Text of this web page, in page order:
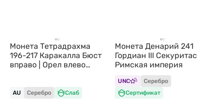
Монета Тетрадрахма
196-217 Каракалла Бюст
вправо | Орел влево
AU Серебро Слаб
Монета Денарий 241
Гордиан III Секуритас
Римская империя
UNC
Серебро
Сертификат